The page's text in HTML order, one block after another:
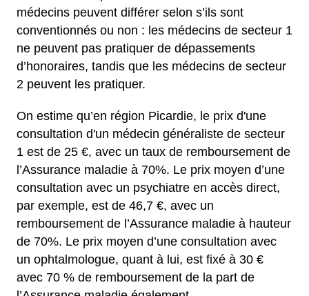
médecins peuvent différer selon s’ils sont
conventionnés ou non : les médecins de secteur 1
ne peuvent pas pratiquer de dépassements
d’honoraires, tandis que les médecins de secteur
2 peuvent les pratiquer.
On estime qu’en région Picardie, le prix d'une
consultation d'un médecin généraliste de secteur
1 est de 25 €, avec un taux de remboursement de
l’Assurance maladie à 70%. Le prix moyen d’une
consultation avec un psychiatre en accès direct,
par exemple, est de 46,7 €, avec un
remboursement de l’Assurance maladie à hauteur
de 70%. Le prix moyen d’une consultation avec
un ophtalmologue, quant à lui, est fixé à 30 €
avec 70 % de remboursement de la part de